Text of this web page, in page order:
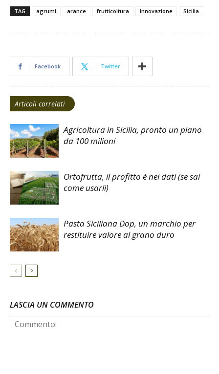
TAG agrumi arance frutticoltura innovazione Sicilia
Facebook Twitter
Articoli correlati
Agricoltura in Sicilia, pronto un piano
da 100 milioni
Ortofrutta, il profitto è nei dati (se sai
come usarli)
Pasta Siciliana Dop, un marchio per
restituire valore al grano duro
LASCIA UN COMMENTO